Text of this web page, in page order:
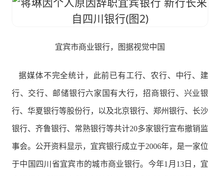
宜宾市商业银行，图据视觉中国
据媒体不完全统计，此前已有工行、农行、中行、建
行、交行、邮储银行六家国有大行，招商银行、兴业银
行、华夏银行等股份行，以及北京银行、郑州银行、长沙
银行、齐鲁银行、常熟银行等共计20多家银行宣布撤销监
事会。公开资料显示，宜宾银行成立于2006年，是一家位
于中国四川省宜宾市的城市商业银行。今年1月13日，宜